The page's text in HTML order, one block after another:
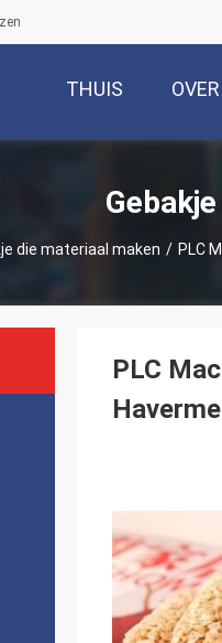
THUIS
die materiaal maken / PLC
PLC